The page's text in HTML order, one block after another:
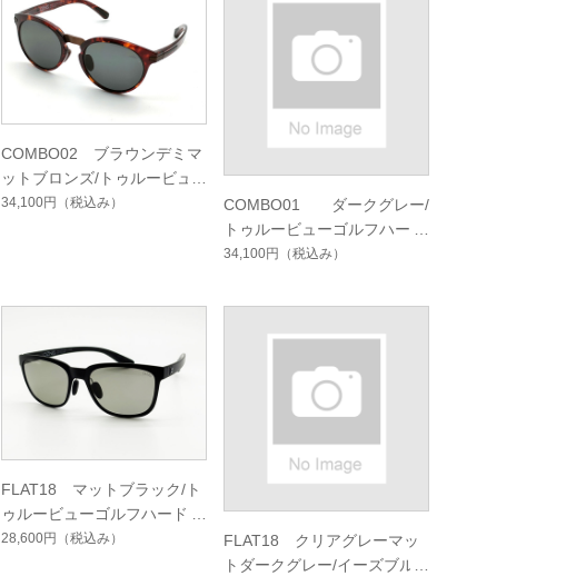
COMBO02 ブラウンデミマ
ットブロンズ/トゥルービュ
ーフォーカスハードマルチシ
34,100円 （税込み）
COMBO01 ダークグレー/
トゥルービューゴルフハード
マルチシングルコート
34,100円 （税込み）
FLAT18 マットブラック/ト
ゥルービューゴルフハードマ
ルチシングルコート
28,600円 （税込み）
FLAT18 クリアグレーマッ
トダークグレー/イーズブル